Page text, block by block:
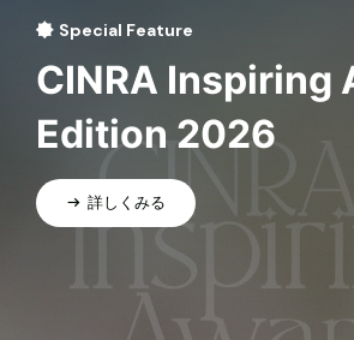
Special Feature
CINRA Inspiring
Edition 2026
詳しくみる